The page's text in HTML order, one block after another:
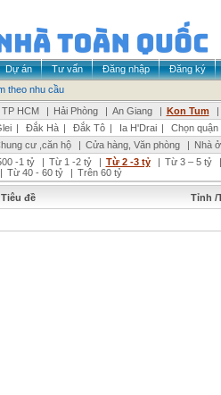
Dự án Tư vấn Đăng nhập Đăng ký
theo nhu cầu
TP HCM | Hải Phòng | An Giang | Kon Tum |
| Đắk Hà | Đắk Tô | Ia H'Drai |
Chọn
cư ,căn hộ | Cửa hàng, Văn phòng | Nhà
-1 tỷ | Từ 1 -2 tỷ | Từ 2 -3 tỷ | Từ 3 – 5 tỷ |
| Từ 40 - 60 tỷ | Trên 60 tỷ
Tiêu đề Tỉnh /